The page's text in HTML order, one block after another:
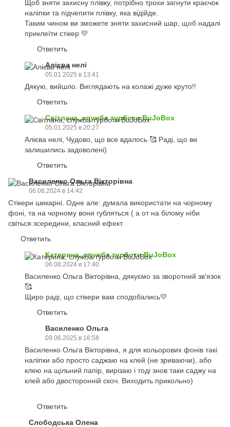
Щоб зняти захисну плівку, потрібно трохи загнути краєчок
наліпки та підчепити плівку, яка відійде.
Таким чином ви зможете зняти захисний шар, щоб надалі
приклеїти стікер 💛
Ответить
Алієва нелі
05.01.2025 в 13:41
Дякую, вийшло. Виглядають на колажі дуже круто!!
Ответить
Світлана, служба турботи BuJoBox
05.01.2025 в 20:27
Алієва нелі, Чудово, що все вдалось 🥰 Раді, що ви
залишились задоволені)
Ответить
Василенко Ольга Вікторівна
06.08.2024 в 14:42
Стікери шикарні. Одне але: думала використати на чорному
фоні, та на чорному вони губляться ( а от на білому ніби
світься зсередини, класний ефект
Ответить
Катерина, служба турботи BuJoBox
06.08.2024 в 17:40
Василенко Ольга Вікторівна, дякуємо за зворотний зв'язок
🥰
Щиро раді, що стікери вам сподобались💛
Ответить
Василенко Ольга
09.06.2025 в 16:58
Василенко Ольга Вікторівна, я для кольорових фонів такі
наліпки або просто саджаю на клей (не зриваючи), або
клею на щільний папір, вирізаю і тоді знов таки саджу на
клей або двосторонній скоч. Виходить прикольно)
Ответить
Слободська Олена